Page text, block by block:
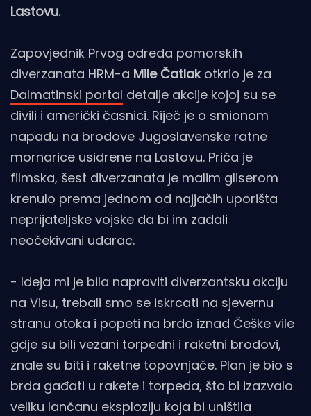
Lastovu.
Zapovjednik Prvog odreda pomorskih
diverzanata HRM-a Mile Čatlakotkrio je za
Dalmatinski portal detalje akcije kojoj su se
divili i američki časnici. Riječ je o smionom
napadu na brodove Jugoslavenske ratne
mornarice usidrene na Lastovu. Priča je
filmska, šest diverzanata je malim gliserom
krenulo prema jednom od najjačih uporišta
neprijateljske vojske da bi im zadali
neočekivani udarac.
- Ideja mi je bila napraviti diverzantsku akciju
na Visu, trebali smo se iskrcati na sjevernu
stranu otoka i popeti na brdo iznad Češke vile
gdje su bili vezani torpedni i raketni brodovi,
znale su biti i raketne topovnjače. Plan je bio s
brda gađati u rakete i torpeda, što bi izazvalo
veliku lančanu eksploziju koja bi uništila